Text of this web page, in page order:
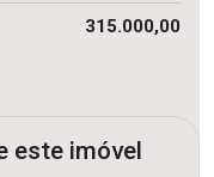
315.000,00
este imóvel